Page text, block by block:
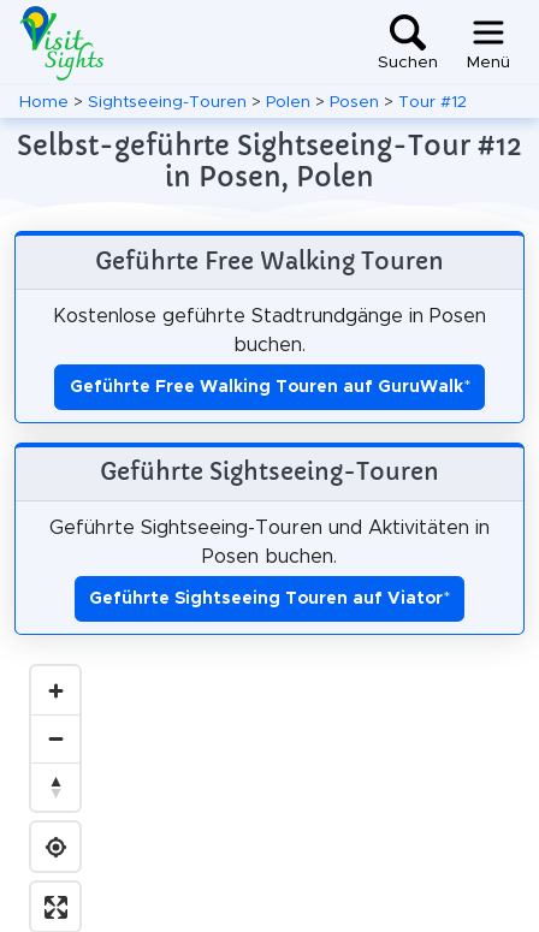
Suchen Menü
Home > Sightseeing-Touren > Polen > Posen > Tour #12
Selbst-geführte Sightseeing-Tour #12
in Posen, Polen
Geführte Free Walking Touren
Kostenlose geführte Stadtrundgänge in Posen
buchen.
Geführte Free Walking Touren auf GuruWalk*
Geführte Sightseeing-Touren
Geführte Sightseeing-Touren und Aktivitäten in
Posen buchen.
Geführte Sightseeing Touren auf Viator*